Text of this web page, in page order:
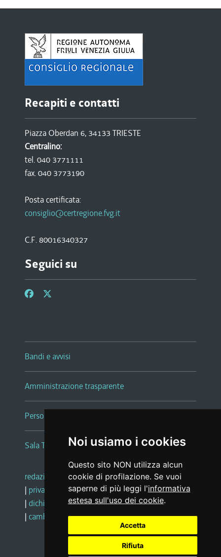
Noi usiamo i cookies
Questo sito NON utilizza alcun
cookie di profilazione. Se vuoi
saperne di più leggi l'informativa
estesa sull'uso dei cookie.
Accetta
Rifiuta
Recapiti e contatti
Piazza Oberdan 6, 34133 TRIESTE
Centralino:
tel. 040 3771111
fax. 040 3773190
Posta certificata:
consiglio@certregione.fvg.it
C.F. 80016340327
Seguici su
Bandi e avvisi
Amministrazione trasparente
Persone e Uffici
Sala Tiziano Tessitori
redazione web |note legali |glossario
| privacy
social media policy
| dichiarazione di accessibilità |feedback
| cambio preferenze cookie
Realizzato da